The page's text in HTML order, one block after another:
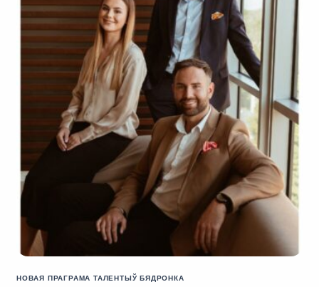
НОВАЯ ПРАГРАМА ТАЛЕНТЫЎ БЯДРОНКА